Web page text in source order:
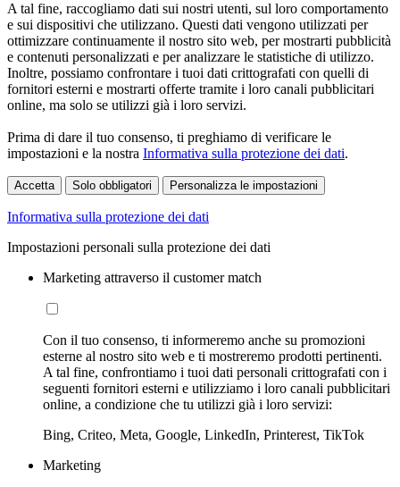
A tal fine, raccogliamo dati sui nostri utenti, sul loro comportamento
e sui dispositivi che utilizzano. Questi dati vengono utilizzati per
ottimizzare continuamente il nostro sito web, per mostrarti pubblicità
e contenuti personalizzati e per analizzare le statistiche di utilizzo.
Inoltre, possiamo confrontare i tuoi dati crittografati con quelli di
fornitori esterni e mostrarti offerte tramite i loro canali pubblicitari
online, ma solo se utilizzi già i loro servizi.
Prima di dare il tuo consenso, ti preghiamo di verificare le
impostazioni e la nostra Informativa sulla protezione dei dati.
Accetta Solo obbligatori Personalizza le impostazioni
Informativa sulla protezione dei dati
Impostazioni personali sulla protezione dei dati
Marketing attraverso il customer match
Con il tuo consenso, ti informeremo anche su promozioni
esterne al nostro sito web e ti mostreremo prodotti pertinenti.
A tal fine, confrontiamo i tuoi dati personali crittografati con i
seguenti fornitori esterni e utilizziamo i loro canali pubblicitari
online, a condizione che tu utilizzi già i loro servizi:
Bing, Criteo, Meta, Google, LinkedIn, Printerest, TikTok
Marketing